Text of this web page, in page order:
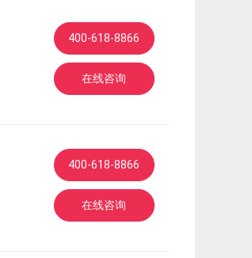
400-618-8866
在线咨询
400-618-8866
在线咨询